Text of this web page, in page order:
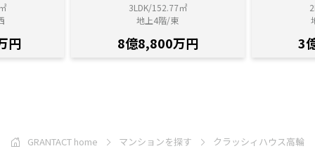
円
3LDK/152.77㎡
地上4階/東
8億8,800万円 3
GRANTACT home マンションを探す クラッシィハウス高輪